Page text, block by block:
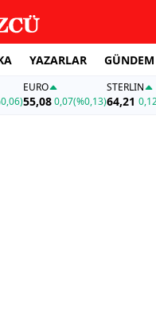
YAZARLAR GÜNDEM
EURO
55,08 0,07(%0,13)
STERLIN
64,21